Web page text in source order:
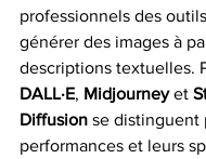
professionnels des
générer des images à
descriptions textuelles.
DALL·E, Midjourney et
Diffusion se distinguent
performances et leurs